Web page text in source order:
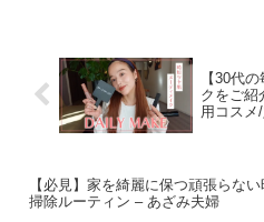
【30代
クをご紹
用コスメ
【必見】家を綺麗に保つ頑張らない
掃除ルーティン – あざみ夫婦